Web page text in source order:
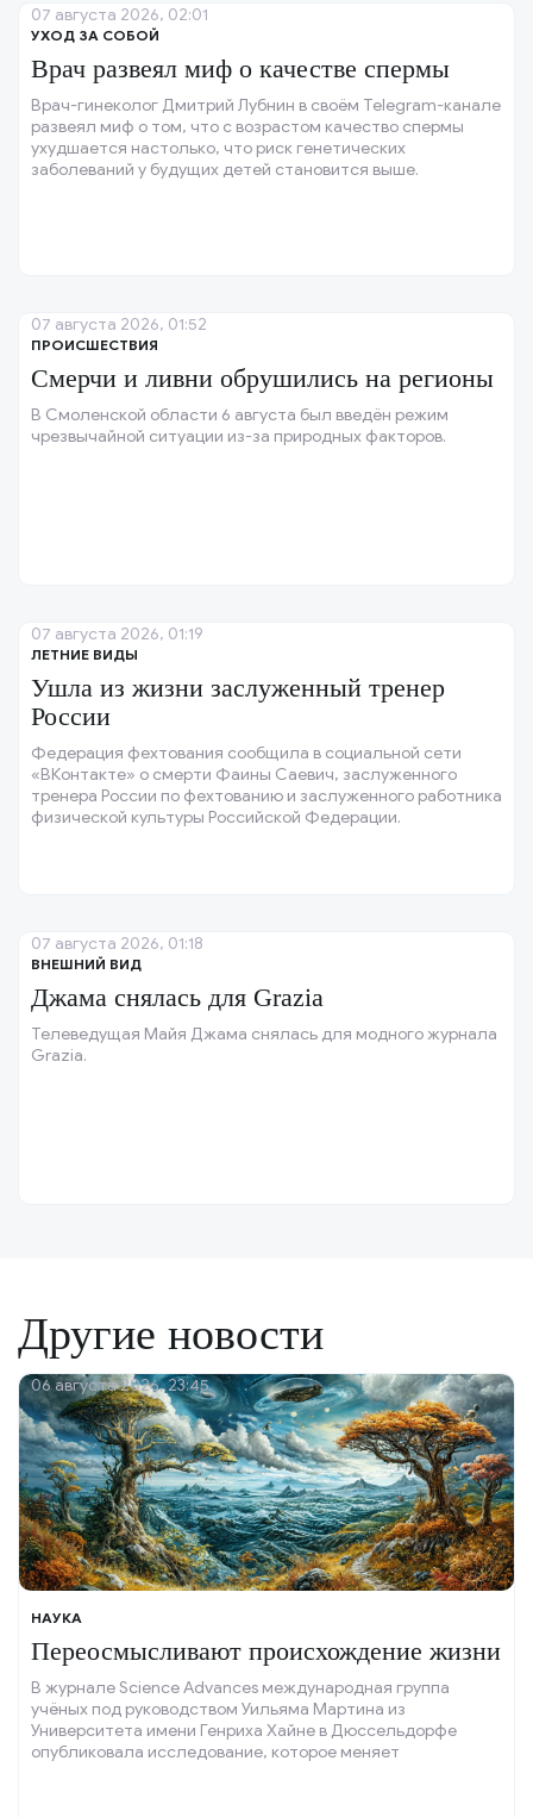
УХОД ЗА СОБОЙ
Врач развеял миф о качестве спермы
Врач-гинеколог Дмитрий Лубнин в своём Telegram-канале
развеял миф о том, что с возрастом качество спермы
ухудшается настолько, что риск генетических
заболеваний у будущих детей становится выше.
07 августа 2026, 02:01
ПРОИСШЕСТВИЯ
Смерчи и ливни обрушились на регионы
В Смоленской области 6 августа был введён режим
чрезвычайной ситуации из-за природных факторов.
07 августа 2026, 01:52
ЛЕТНИЕ ВИДЫ
Ушла из жизни заслуженный тренер
России
Федерация фехтования сообщила в социальной сети
«ВКонтакте» о смерти Фаины Саевич, заслуженного
тренера России по фехтованию и заслуженного работника
физической культуры Российской Федерации.
07 августа 2026, 01:19
ВНЕШНИЙ ВИД
Джама снялась для Grazia
Телеведущая Майя Джама снялась для модного журнала
Grazia.
07 августа 2026, 01:18
Другие новости
НАУКА
Переосмысливают происхождение жизни
В журнале Science Advances международная группа
учёных под руководством Уильяма Мартина из
Университета имени Генриха Хайне в Дюссельдорфе
опубликовала исследование, которое меняет
06 августа 2026, 23:45